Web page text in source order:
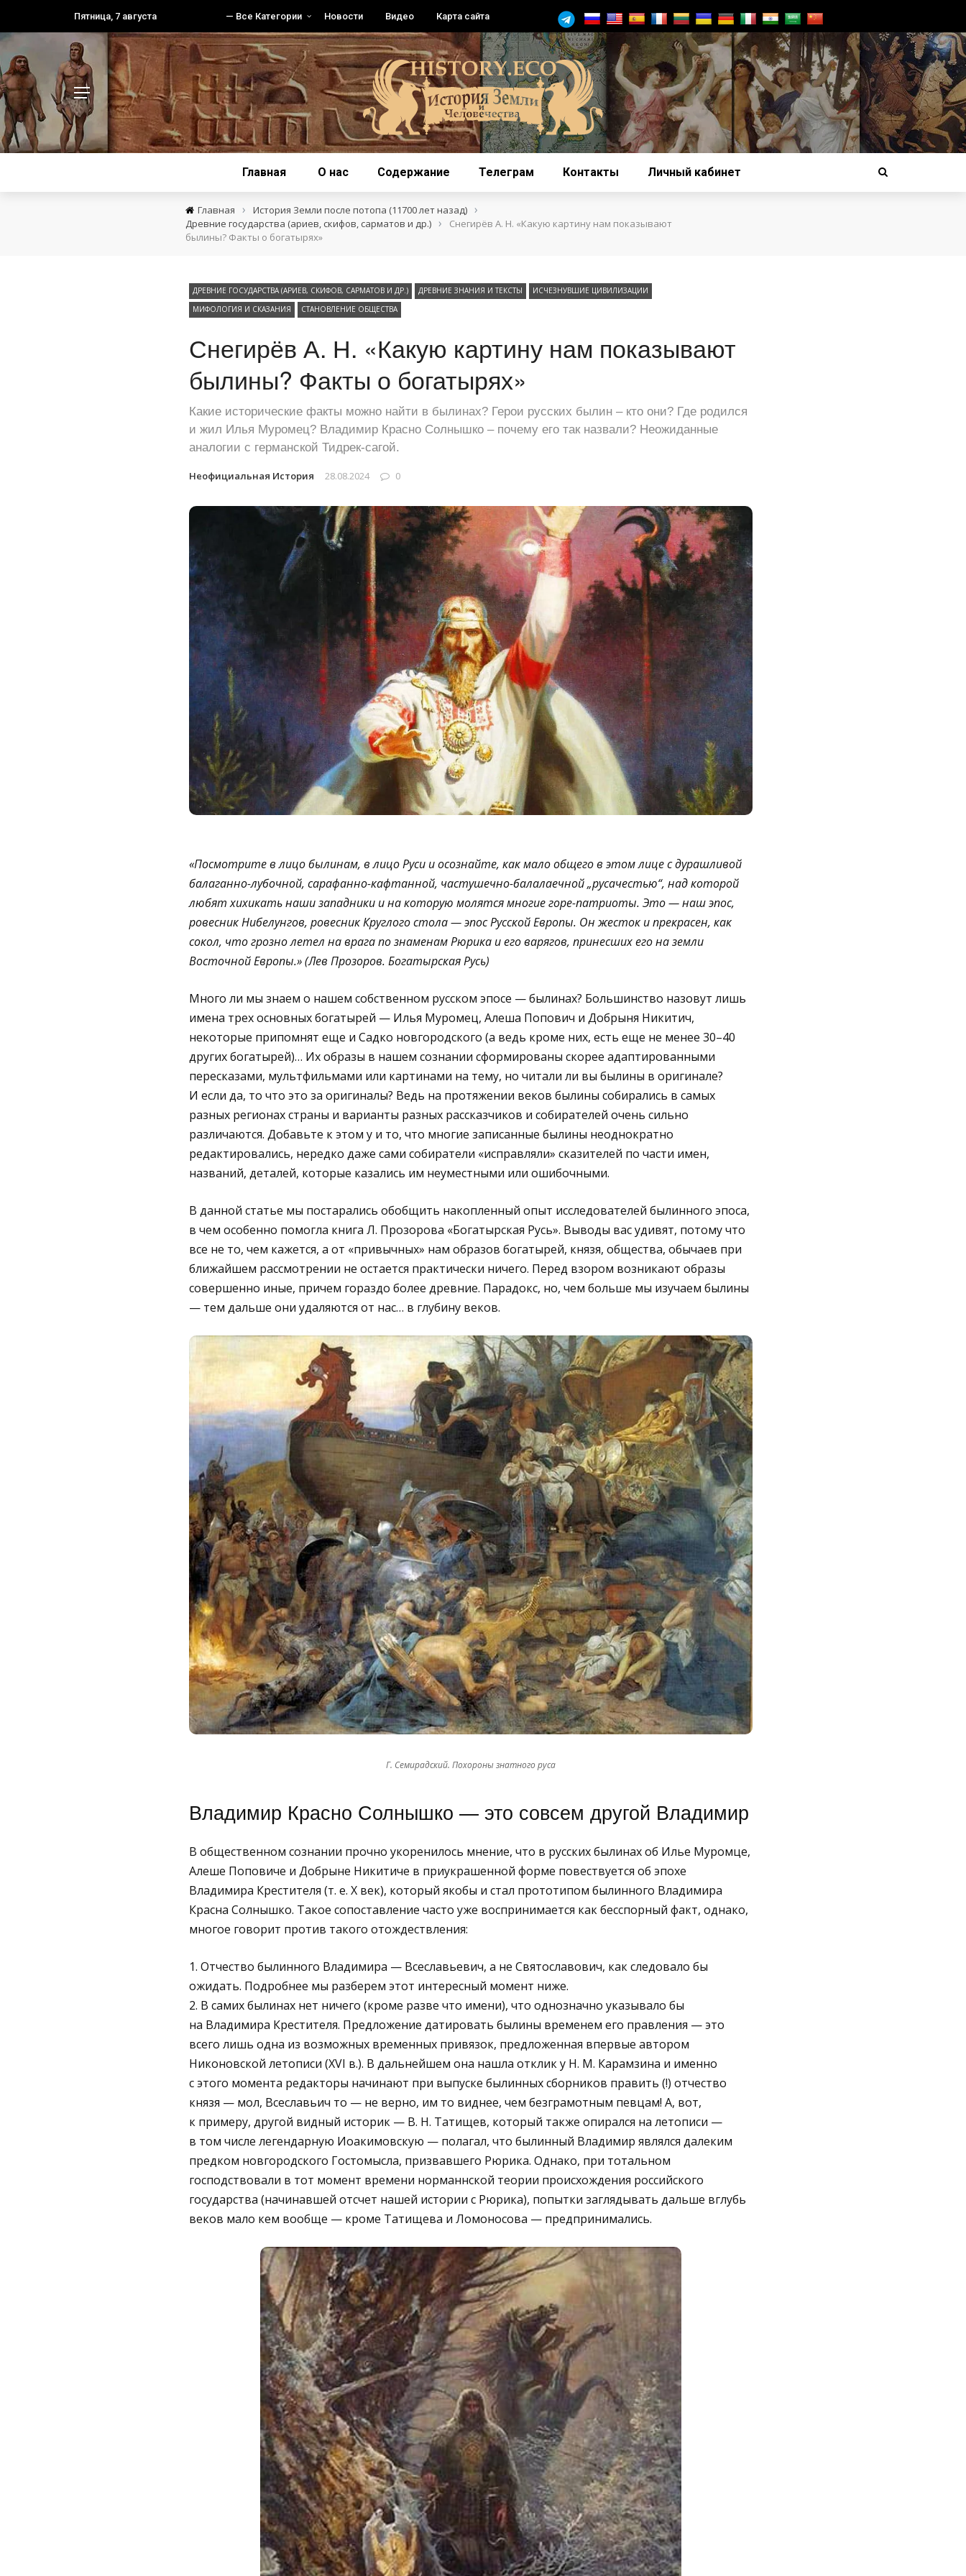
Пятница, 7 августа — Все Категории Новости Видео Карта сайта
Главная О нас Содержание Телеграм Контакты Личный кабинет
Главная › История Земли после потопа (11700 лет назад) ›
Древние государства (ариев, скифов, сарматов и др.) ›
Снегирёв А. Н. «Какую картину нам показывают
былины? Факты о богатырях»
ДРЕВНИЕ ГОСУДАРСТВА (АРИЕВ, СКИФОВ, САРМАТОВ И ДР.) ДРЕВНИЕ ЗНАНИЯ И ТЕКСТЫ
ИСЧЕЗНУВШИЕ ЦИВИЛИЗАЦИИ
МИФОЛОГИЯ И СКАЗАНИЯ
СТАНОВЛЕНИЕ ОБЩЕСТВА
Снегирёв А. Н. «Какую картину нам показывают
былины? Факты о богатырях»
Какие исторические факты можно найти в былинах? Герои русских былин – кто они? Где родился
и жил Илья Муромец? Владимир Красно Солнышко – почему его так назвали? Неожиданные
аналогии с германской Тидрек-сагой.
Неофициальная История 28.08.2024 0
«Посмотрите в лицо былинам, в лицо Руси и осознайте, как мало общего в этом лице с дурашливой
балаганно-лубочной, сарафанно-кафтанной, частушечно-балалаечной„русачестью“, над которой
любят хихикать наши западники и на которую молятся многиегоре-патриоты. Это — наш эпос,
ровесник Нибелунгов, ровесник Круглого стола — эпос Русской Европы. Он жесток и прекрасен, как
сокол, что грозно летел на врага по знаменам Рюрика и его варягов, принесших его на земли
Восточной Европы.» (Лев Прозоров. Богатырская Русь)
Много ли мы знаем о нашем собственном русском эпосе — былинах? Большинство назовут лишь
имена трех основных богатырей — Илья Муромец, Алеша Попович и Добрыня Никитич,
некоторые припомнят еще и Садко новгородского (а ведь кроме них, есть еще не менее 30–40
других богатырей)… Их образы в нашем сознании сформированы скорее адаптированными
пересказами, мультфильмами или картинами на тему, но читали ли вы былины в оригинале?
И если да, то что это за оригиналы? Ведь на протяжении веков былины собирались в самых
разных регионах страны и варианты разных рассказчиков и собирателей очень сильно
различаются. Добавьте к этом у и то, что многие записанные былины неоднократно
редактировались, нередко даже сами собиратели «исправляли» сказителей по части имен,
названий, деталей, которые казались им неуместными или ошибочными.
В данной статье мы постарались обобщить накопленный опыт исследователей былинного эпоса,
в чем особенно помогла книга Л. Прозорова «Богатырская Русь». Выводы вас удивят, потому что
все не то, чем кажется, а от «привычных» нам образов богатырей, князя, общества, обычаев при
ближайшем рассмотрении не остается практически ничего. Перед взором возникают образы
совершенно иные, причем гораздо более древние. Парадокс, но, чем больше мы изучаем былины
— тем дальше они удаляются от нас… в глубину веков.
Г. Семирадский. Похороны знатного руса
Владимир Красно Солнышко — это совсем другой Владимир
В общественном сознании прочно укоренилось мнение, что в русских былинах об Илье Муромце,
Алеше Поповиче и Добрыне Никитиче в приукрашенной форме повествуется об эпохе
Владимира Крестителя (т. е. X век), который якобы и стал прототипом былинного Владимира
Красна Солнышко. Такое сопоставление часто уже воспринимается как бесспорный факт, однако,
многое говорит против такого отождествления:
1. Отчество былинного Владимира — Всеславьевич, а не Святославович, как следовало бы
ожидать. Подробнее мы разберем этот интересный момент ниже.
2. В самих былинах нет ничего (кроме разве что имени), что однозначно указывало бы
на Владимира Крестителя. Предложение датировать былины временем его правления — это
всего лишь одна из возможных временных привязок, предложенная впервые автором
Никоновской летописи (XVI в.). В дальнейшем она нашла отклик у Н. М. Карамзина и именно
с этого момента редакторы начинают при выпуске былинных сборников править (!) отчество
князя — мол, Всеславьич то — не верно, им то виднее, чем безграмотным певцам! А, вот,
к примеру, другой видный историк — В. Н. Татищев, который также опирался на летописи —
в том числе легендарную Иоакимовскую — полагал, что былинный Владимир являлся далеким
предком новгородского Гостомысла, призвавшего Рюрика. Однако, при тотальном
господствовали в тот момент времени норманнской теории происхождения российского
государства (начинавшей отсчет нашей истории с Рюрика), попытки заглядывать дальше вглубь
веков мало кем вообще — кроме Татищева и Ломоносова — предпринимались.